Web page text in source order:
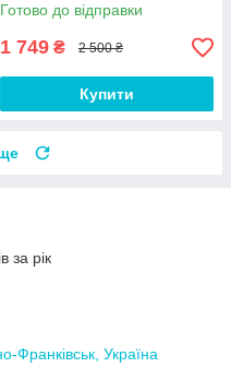
Готово до відправки
1 749 ₴ 2 500 ₴
Купити
за рік
Франківськ, Україна